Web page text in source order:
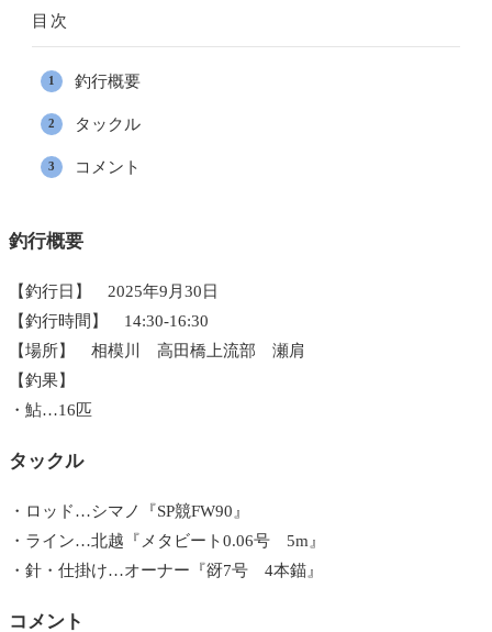
目次
釣行概要
タックル
コメント
釣行概要
【釣行日】 2025年9月30日
【釣行時間】 14:30-16:30
【場所】 相模川 高田橋上流部 瀬肩
【釣果】
・鮎…16匹
タックル
・ロッド…シマノ『SP競FW90』
・ライン…北越『メタビート0.06号 5m』
・針・仕掛け…オーナー『谺7号 4本錨』
コメント